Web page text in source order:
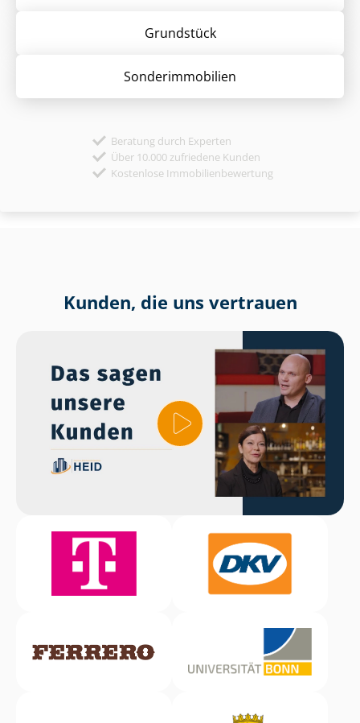
Grund­stück
Sonder­immobilien
Beratung durch Experten
Über 10.000 zufriedene Kunden
Kostenlose Immobilienbewertung
Kunden, die uns vertrauen